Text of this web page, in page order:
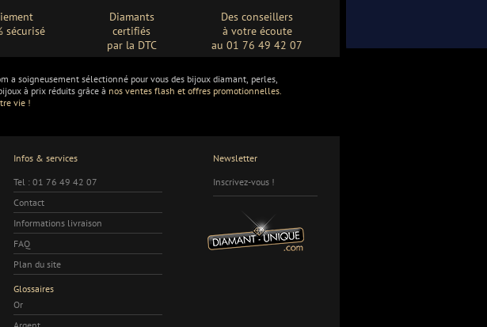
sécurisé
Diamants
certifiés
par la DTC
Des conseillers
à votre écoute
au 01 76 49 42 07
a soigneusement sélectionné pour vous des bijoux diamant, perles,
à prix réduits grâce à nos ventes flash et offres promotionnelles.
vie !
Infos & services
Tel : 01 76 49 42 07
Contact
Informations livraison
FAQ
Plan du site
Glossaires
Or
Newsletter
Inscrivez-vous !